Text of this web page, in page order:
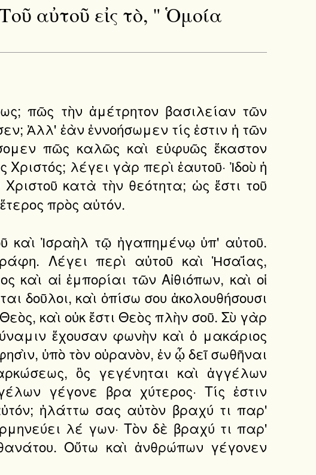
αὐτοῦ εἰς τὸ, " ̔Ομοία
πῶς τὴν ἀμέτρητον βασιλείαν τῶν
Ἀλλ' ἐὰν ἐννοήσωμεν τίς ἐστιν ἡ τῶν
πῶς καλῶς καὶ εὐφυῶς ἕκαστον
λέγει γὰρ περὶ ἑαυτοῦ· Ἰδοὺ ἡ
Χριστοῦ κατὰ τὴν θεότητα; ὡς ἔστι τοῦ
πρὸς αὐτόν.
καὶ Ἰσραὴλ τῷ ἠγαπημένῳ ὑπ' αὐτοῦ.
Λέγει περὶ αὐτοῦ καὶ Ἡσαΐας,
αἱ ἐμπορίαι τῶν Αἰθιόπων, καὶ οἱ
δοῦλοι, καὶ ὀπίσω σου ἀκολουθήσουσι
καὶ οὐκ ἔστι Θεὸς πλὴν σοῦ. Σὺ γὰρ
ἔχουσαν φωνὴν καὶ ὁ μακάριος
ὑπὸ τὸν οὐρανὸν, ἐν ᾧ δεῖ σωθῆναι
ὃς γεγένηται καὶ ἀγγέλων
γέγονε βρα χύτερος· Τίς ἐστιν
ἠλάττω σας αὐτὸν βραχύ τι παρ'
λέ γων· Τὸν δὲ βραχύ τι παρ'
Οὕτω καὶ ἀνθρώπων γέγονεν